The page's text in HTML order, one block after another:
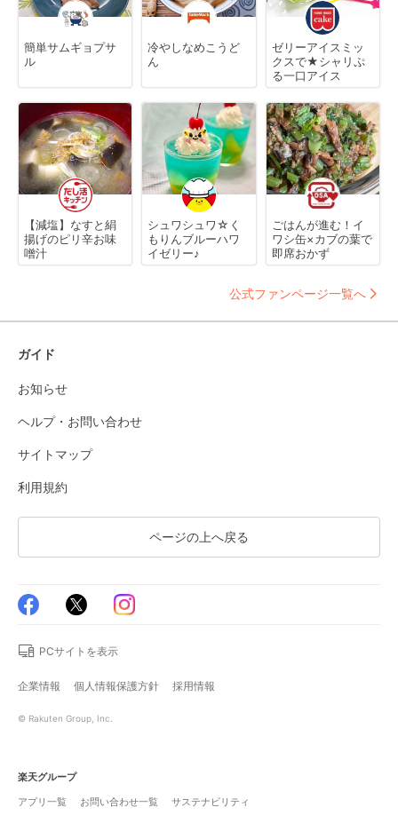
簡単サムギョプサ
ル
冷やしなめこうど
ん
ゼリーアイスミッ
クスで★シャリぷ
る一口アイス
【減塩】なすと絹
揚げのピリ辛お味
噌汁
シュワシュワ☆く
もりんブルーハワ
イゼリー♪
ごはんが進む！イ
ワシ缶×カブの葉で
即席おかず
公式ファンページ一覧へ
ガイド
お知らせ
ヘルプ・お問い合わせ
サイトマップ
利用規約
ページの上へ戻る
PCサイトを表示
企業情報 個人情報保護方針 採用情報
© Rakuten Group, Inc.
楽天グループ
アプリ一覧
お問い合わせ一覧 サステナビリティ